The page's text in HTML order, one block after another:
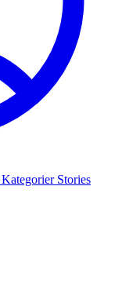
Kategorier Stories